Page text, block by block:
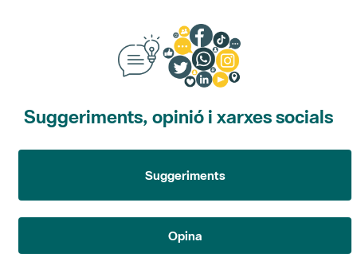
Suggeriments, opinió i xarxes socials
Suggeriments
Opina